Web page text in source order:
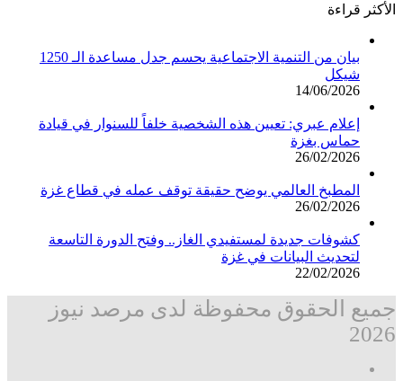
الأكثر قراءة
بيان من التنمية الاجتماعية يحسم جدل مساعدة الـ 1250
شيكل
14/06/2026
إعلام عبري: تعيين هذه الشخصية خلفاً للسنوار في قيادة
حماس بغزة
26/02/2026
المطبخ العالمي يوضح حقيقة توقف عمله في قطاع غزة
26/02/2026
كشوفات جديدة لمستفيدي الغاز.. وفتح الدورة التاسعة
لتحديث البيانات في غزة
22/02/2026
جميع الحقوق محفوظة لدى مرصد نيوز
2026